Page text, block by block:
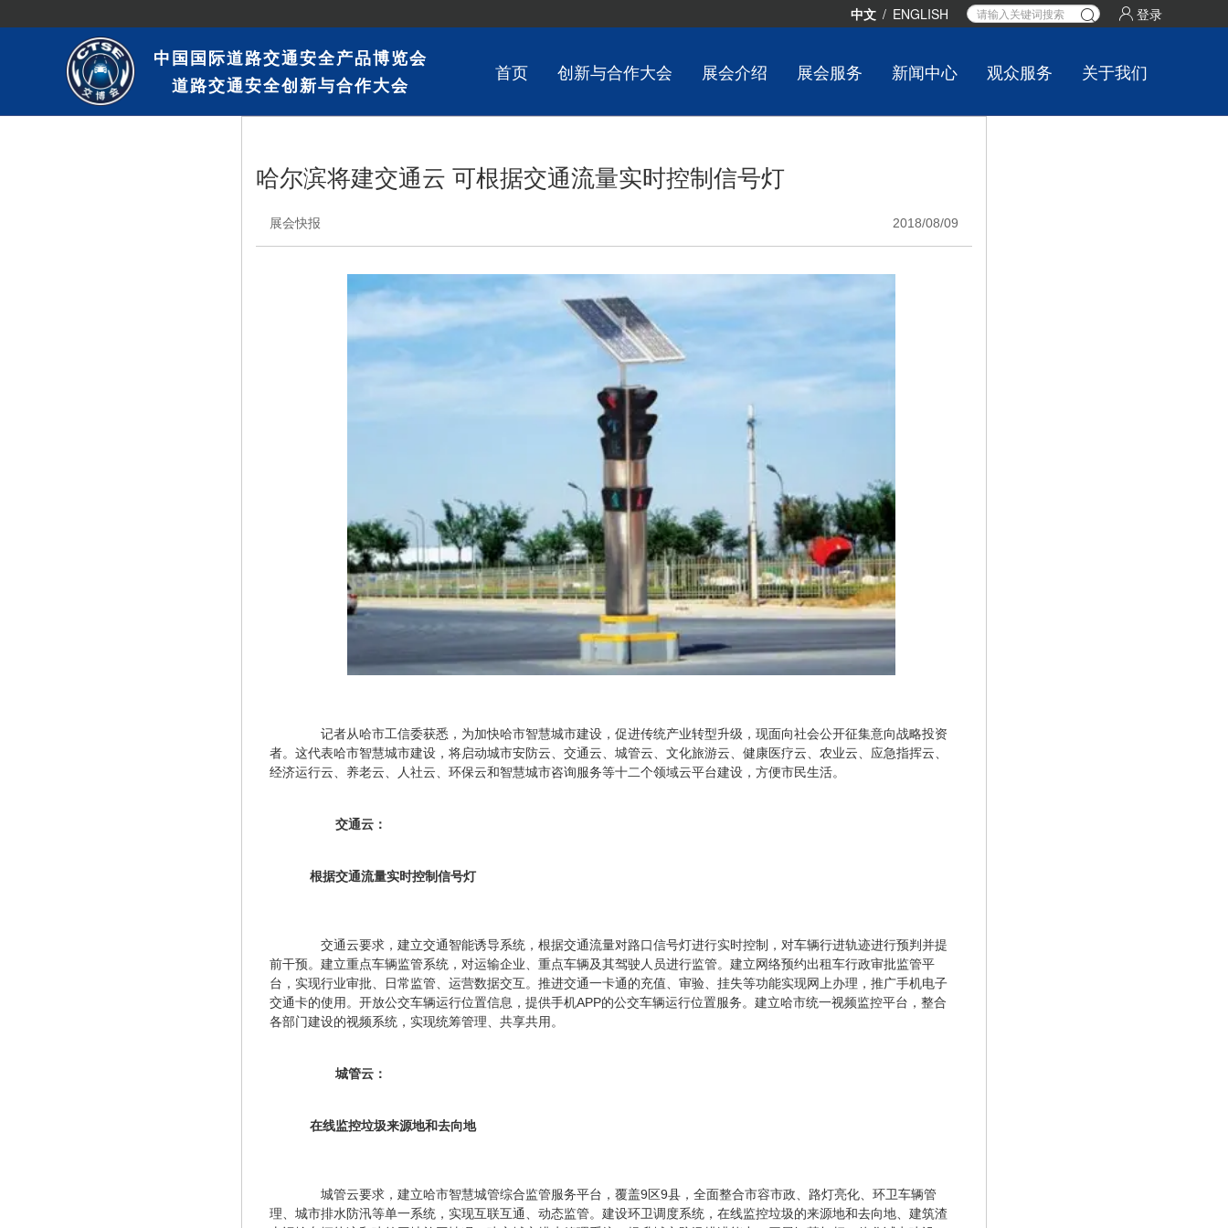
中文 / ENGLISH 登录
中国国际道路交通安全产品博览会
道路交通安全创新与合作大会
首页 创新与合作大会 展会介绍 展会服务 新闻中心 观众服务 关于我们
哈尔滨将建交通云 可根据交通流量实时控制信号灯
展会快报 2018/08/09
记者从哈市工信委获悉，为加快哈市智慧城市建设，促进传统产业转型升级，现面向社会公开征集意向战略投资
者。这代表哈市智慧城市建设，将启动城市安防云、交通云、城管云、文化旅游云、健康医疗云、农业云、应急指挥云、
经济运行云、养老云、人社云、环保云和智慧城市咨询服务等十二个领域云平台建设，方便市民生活。
交通云：
根据交通流量实时控制信号灯
交通云要求，建立交通智能诱导系统，根据交通流量对路口信号灯进行实时控制，对车辆行进轨迹进行预判并提
前干预。建立重点车辆监管系统，对运输企业、重点车辆及其驾驶人员进行监管。建立网络预约出租车行政审批监管平
台，实现行业审批、日常监管、运营数据交互。推进交通一卡通的充值、审验、挂失等功能实现网上办理，推广手机电子
交通卡的使用。开放公交车辆运行位置信息，提供手机APP的公交车辆运行位置服务。建立哈市统一视频监控平台，整合
各部门建设的视频系统，实现统筹管理、共享共用。
城管云：
在线监控垃圾来源地和去向地
城管云要求，建立哈市智慧城管综合监管服务平台，覆盖9区9县，全面整合市容市政、路灯亮化、环卫车辆管
理、城市排水防汛等单一系统，实现互联互通、动态监管。建设环卫调度系统，在线监控垃圾的来源地和去向地、建筑渣